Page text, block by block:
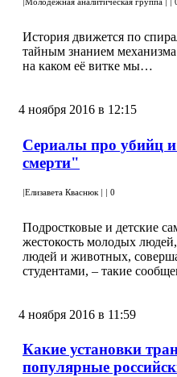
История движется по
тайным знанием
на каком её витке мы…
4 ноября 2016 в 12:15
Сериалы про убийц
смерти"
|Елизавета Кваснюк | | 0
Подростковые и детские
жестокость молодых
людей и животных,
студентами, – такие
4 ноября 2016 в 11:59
Какие установки
популярные